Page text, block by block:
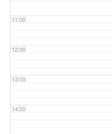
11:00
12:00
13:00
14:00